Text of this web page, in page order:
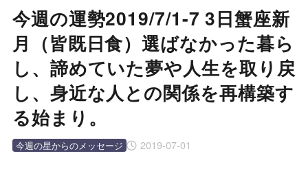
今週の運勢2019/7/1-7 3日蟹座新
月（皆既日食）選ばなかった暮ら
し、諦めていた夢や人生を取り戻
し、身近な人との関係を再構築す
る始まり。
2019-07-01
今週の星からのメッセージ